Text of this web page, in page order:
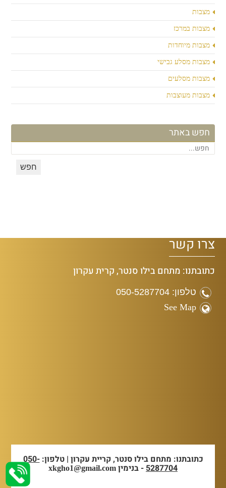
מצבות
מצבות במרכז
מצבות מיוחדות
מצבות מסלע גבישי
מצבות מסלעים
מצבות מעוצבות
חפש באתר
צרו קשר
כתובתנו: מתחם בילו סנטר, קרית עקרון
טלפון: 050-5287704
See Map
כתובתנו: מתחם בילו סנטר, קריית עקרון | טלפון:050-
5287704- בנימין xkgho1@gmail.com